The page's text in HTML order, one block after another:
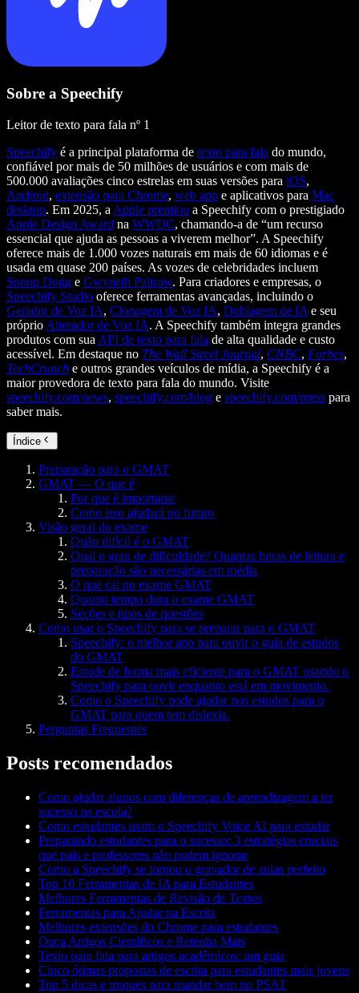
Sobre a Speechify
Leitor de texto para fala nº 1
Speechify é a principal plataforma de texto para fala do mundo,
confiável por mais de 50 milhões de usuários e com mais de
500.000 avaliações cinco estrelas em suas versões para iOS,
Android, extensão para Chrome, web app e aplicativos para Mac
desktop. Em 2025, a Apple premiou a Speechify com o prestigiado
Apple Design Award na WWDC, chamando-a de “um recurso
essencial que ajuda as pessoas a viverem melhor”. A Speechify
oferece mais de 1.000 vozes naturais em mais de 60 idiomas e é
usada em quase 200 países. As vozes de celebridades incluem
Snoop Dogg e Gwyneth Paltrow. Para criadores e empresas, o
Speechify Studio oferece ferramentas avançadas, incluindo o
Gerador de Voz IA, Clonagem de Voz IA, Dublagem de IA e seu
próprio Alterador de Voz IA. A Speechify também integra grandes
produtos com sua API de texto para fala de alta qualidade e custo
acessível. Em destaque no The Wall Street Journal, CNBC, Forbes,
TechCrunch e outros grandes veículos de mídia, a Speechify é a
maior provedora de texto para fala do mundo. Visite
speechify.com/news, speechify.com/blog e speechify.com/press para
saber mais.
Índice
Preparação para o GMAT
GMAT — O que é
Por que é importante
Como isso ajudará no futuro
Visão geral do exame
Quão difícil é o GMAT
Qual o grau de dificuldade? Quantas horas de leitura e
preparação são necessárias em média
O que cai no exame GMAT
Quanto tempo dura o exame GMAT
Seções e tipos de questões
Como usar o Speechify para se preparar para o GMAT
Speechify: o melhor app para ouvir o guia de estudos
do GMAT
Estude de forma mais eficiente para o GMAT usando o
Speechify para ouvir enquanto está em movimento.
Como o Speechify pode ajudar nos estudos para o
GMAT para quem tem dislexia.
Perguntas Frequentes
Posts recomendados
Como ajudar alunos com diferenças de aprendizagem a ter
sucesso na escola?
Como estudantes usam o Speechify Voice AI para estudar
Preparando estudantes para o sucesso: 3 estratégias cruciais
que pais e professores não podem ignorar
Como a Speechify se tornou o gravador de aulas perfeito
Top 10 Ferramentas de IA para Estudantes
Melhores Ferramentas de Revisão de Textos
Ferramentas para Ajudar na Escrita
Melhores extensões do Chrome para estudantes
Ouça Artigos Científicos e Retenha Mais
Texto para fala para artigos acadêmicos: um guia
Cinco ótimas propostas de escrita para estudantes mais jovens
Top 5 dicas e truques para mandar bem no PSAT